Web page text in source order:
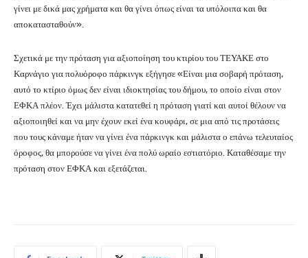
γίνει με δικά μας χρήματα και θα γίνει όπως είναι τα υπόλοιπα και θα
αποκατασταθούν».
Σχετικά με την πρόταση για αξιοποίηση του κτιρίου του ΤΕΥΑΚΕ στο
Καρνάγιο για πολυόροφο πάρκινγκ εξήγησε «Είναι μια σοβαρή πρόταση,
αυτό το κτίριο όμως δεν είναι ιδιοκτησίας του δήμου, το οποίο είναι στον
ΕΦΚΑ πλέον. Έχει μάλιστα κατατεθεί η πρόταση γιατί και αυτοί θέλουν να
αξιοποιηθεί και να μην έχουν εκεί ένα κουφάρι, σε μια από τις προτάσεις
που τους κάναμε ήταν να γίνει ένα πάρκινγκ και μάλιστα ο επάνω τελευταίος
όροφος, θα μπορούσε να γίνει ένα πολύ ωραίο εστιατόριο. Καταθέσαμε την
πρόταση στον ΕΦΚΑ και εξετάζεται.